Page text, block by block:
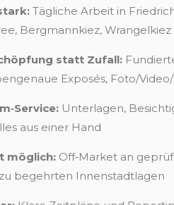
Tägliche Arbeit in
Bergmannkiez, Wrangelkiez
statt Zufall:
Exposés, Foto/
Unterlagen,
aus einer Hand
möglich: Off‑Market an
begehrten Innenstadtlagen